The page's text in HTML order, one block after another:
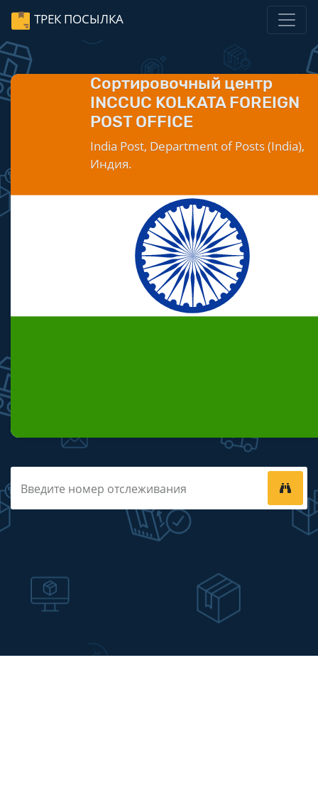
ТРЕК ПОСЫЛКА
Сортировочный центр
INCCUC KOLKATA FOREIGN
POST OFFICE
India Post, Department of Posts (India),
Индия.